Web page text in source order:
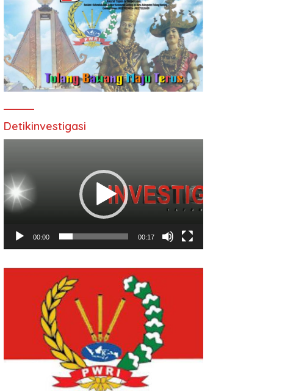
Detikinvestigasi
00:00 00:17